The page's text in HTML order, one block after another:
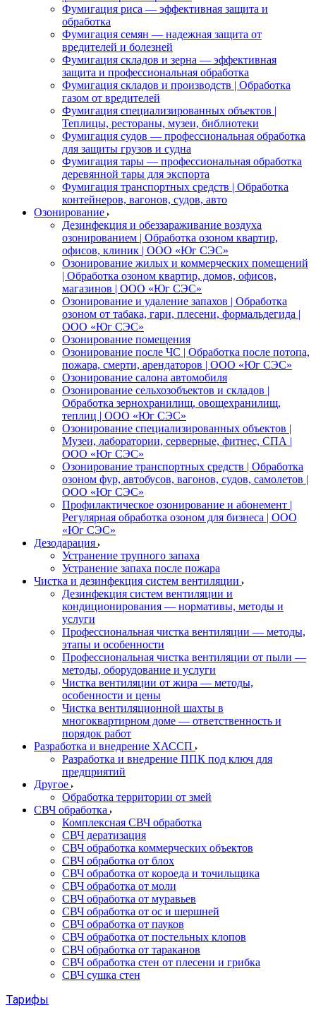
Фумигация риса — эффективная защита и
обработка
Фумигация семян — надежная защита от
вредителей и болезней
Фумигация складов и зерна — эффективная
защита и профессиональная обработка
Фумигация складов и производств | Обработка
газом от вредителей
Фумигация специализированных объектов |
Теплицы, рестораны, музеи, библиотеки
Фумигация судов — профессиональная обработка
для защиты грузов и судна
Фумигация тары — профессиональная обработка
деревянной тары для экспорта
Фумигация транспортных средств | Обработка
контейнеров, вагонов, судов, авто
Озонирование
Дезинфекция и обеззараживание воздуха
озонированием | Обработка озоном квартир,
офисов, клиник | ООО «Юг СЭС»
Озонирование жилых и коммерческих помещений
| Обработка озоном квартир, домов, офисов,
магазинов | ООО «Юг СЭС»
Озонирование и удаление запахов | Обработка
озоном от табака, гари, плесени, формальдегида |
ООО «Юг СЭС»
Озонирование помещения
Озонирование после ЧС | Обработка после потопа,
пожара, смерти, арендаторов | ООО «Юг СЭС»
Озонирование салона автомобиля
Озонирование сельхозобъектов и складов |
Обработка зернохранилищ, овощехранилищ,
теплиц | ООО «Юг СЭС»
Озонирование специализированных объектов |
Музеи, лаборатории, серверные, фитнес, СПА |
ООО «Юг СЭС»
Озонирование транспортных средств | Обработка
озоном фур, автобусов, вагонов, судов, самолетов |
ООО «Юг СЭС»
Профилактическое озонирование и абонемент |
Регулярная обработка озоном для бизнеса | ООО
«Юг СЭС»
Дезодарация
Устранение трупного запаха
Устранение запаха после пожара
Чистка и дезинфекция систем вентиляции
Дезинфекция систем вентиляции и
кондиционирования — нормативы, методы и
услуги
Профессиональная чистка вентиляции — методы,
этапы и особенности
Профессиональная чистка вентиляции от пыли —
методы, оборудование и услуги
Чистка вентиляции от жира — методы,
особенности и цены
Чистка вентиляционной шахты в
многоквартирном доме — ответственность и
порядок работ
Разработка и внедрение ХАССП
Разработка и внедрение ППК под ключ для
предприятий
Другое
Обработка территории от змей
СВЧ обработка
Комплексная СВЧ обработка
СВЧ дератизация
СВЧ обработка коммерческих объектов
СВЧ обработка от блох
СВЧ обработка от короеда и точильщика
СВЧ обработка от моли
СВЧ обработка от муравьев
СВЧ обработка от ос и шершней
СВЧ обработка от пауков
СВЧ обработка от постельных клопов
СВЧ обработка от тараканов
СВЧ обработка стен от плесени и грибка
СВЧ сушка стен
Тарифы